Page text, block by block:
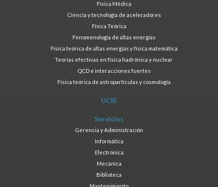
Física Médica
Ciencia y tecnología de aceleradores
Física Teórica
Fenomenología de altas energías
Física teórica de altas energías y física matemática
Teorías efectivas en física hadrónica y nuclear
QCD e interacciones fuertes
Física teórica de astropartículas y cosmología
UCIE
Servicios
Gerencia y Administración
Informática
Electrónica
Mecánica
Biblioteca